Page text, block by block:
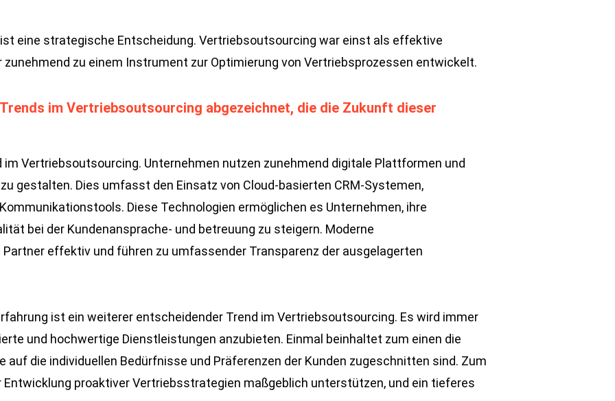
eine strategische Entscheidung. Vertriebsoutsourcing war einst als effektive
zu einem Instrument zur Optimierung von Vertriebsprozessen entwickelt.
im Vertriebsoutsourcing abgezeichnet, die die Zukunft dieser
im Vertriebsoutsourcing. Unternehmen nutzen zunehmend digitale Plattformen und
gestalten. Dies umfasst den Einsatz von Cloud-basierten CRM-Systemen,
Diese Technologien ermöglichen es Unternehmen, ihre
bei der Kundenansprache- und betreuung zu steigern. Moderne
effektiv und führen zu umfassender Transparenz der ausgelagerten
ist ein weiterer entscheidender Trend im Vertriebsoutsourcing. Es wird immer
und hochwertige Dienstleistungen anzubieten. Einmal beinhaltet zum einen die
die individuellen Bedürfnisse und Präferenzen der Kunden zugeschnitten sind. Zum
Entwicklung proaktiver Vertriebsstrategien maßgeblich unterstützen, und ein tieferes